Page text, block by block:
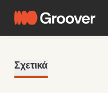
Σχετικά